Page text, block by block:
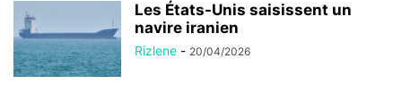
Les États-Unis saisissent un
navire iranien
Rizlene - 20/04/2026